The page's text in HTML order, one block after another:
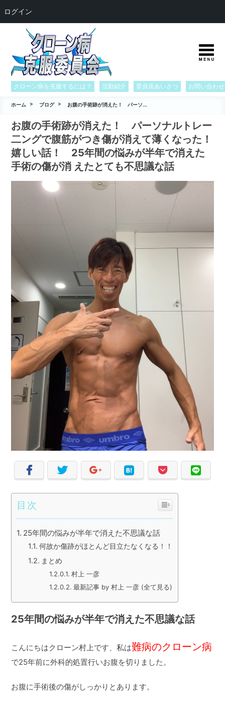
クローン病を克服するには？ 活動紹介 委員長あいさつ お問い合わせ
ホーム ブログ お腹の手術跡が消えた！ パーソ...
お腹の手術跡が消えた！ パーソナルトレー
二ングで腹筋がつき傷が消えて薄くなった！
嬉しい話！ 25年間の悩みが半年で消えた
手術の傷が消 えたとても不思議な話
目次
25年間の悩みが半年で消えた不思議な話
何故か傷跡がほとんど目立たなくなる！！
まとめ
村上 一彦
最新記事 by 村上 一彦 (全て見る)
25年間の悩みが半年で消えた不思議な話
こんにちはクローン村上です、私は難病のクローン病
で25年前に外科的処置行いお腹を切りました。
お腹に手術後の傷がしっかりとあります。
ログイン